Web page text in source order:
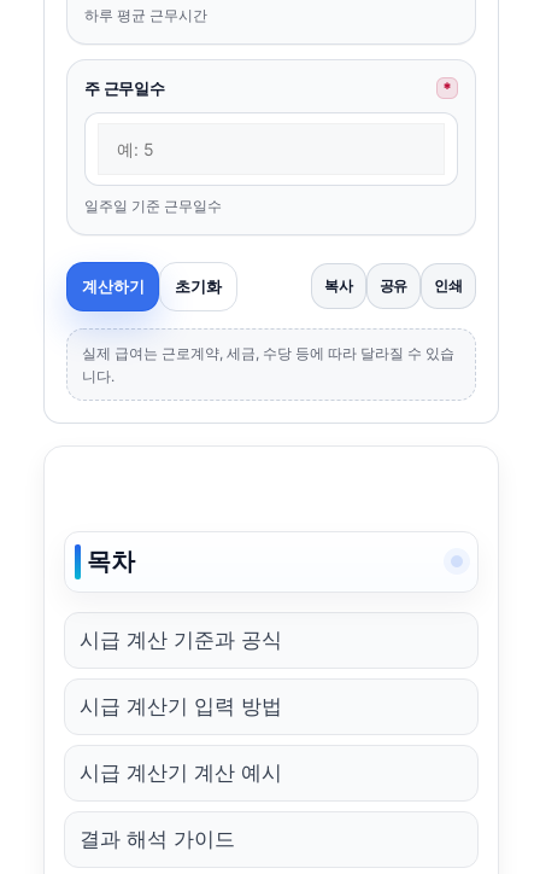
하루 평균 근무시간
주 근무일수 *
일주일 기준 근무일수
계산하기 초기화 복사 공유 인쇄
실제 급여는 근로계약, 세금, 수당 등에 따라 달라질 수 있습
니다.
목차
시급 계산 기준과 공식
시급 계산기 입력 방법
시급 계산기 계산 예시
결과 해석 가이드